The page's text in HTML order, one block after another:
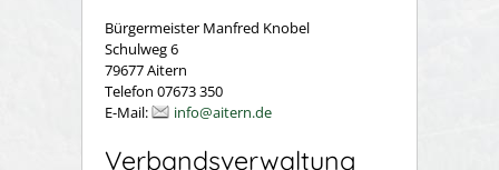
Bürgermeister Manfred Knobel
Schulweg 6
79677 Aitern
Telefon 07673 350
E-Mail:
info@aitern.de
Verbandsverwaltung